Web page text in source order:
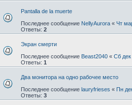
Pantalla de la muerte
Последнее сообщение NellyAurora « Чт
Ответы: 2
Экран смерти
Последнее сообщение Beast2040 « Сб дек
Ответы: 1
Два монитора на одно рабочее место
Последнее сообщение lauryfrieses « Пн
Ответы: 3